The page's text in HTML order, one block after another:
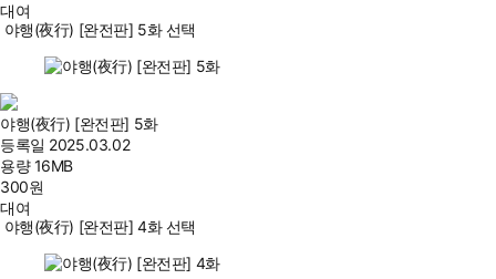
대여
야행(夜行) [완전판] 5화 선택
야행(夜行) [완전판] 5화
등록일 2025.03.02
용량16MB
300원
대여
야행(夜行) [완전판] 4화 선택